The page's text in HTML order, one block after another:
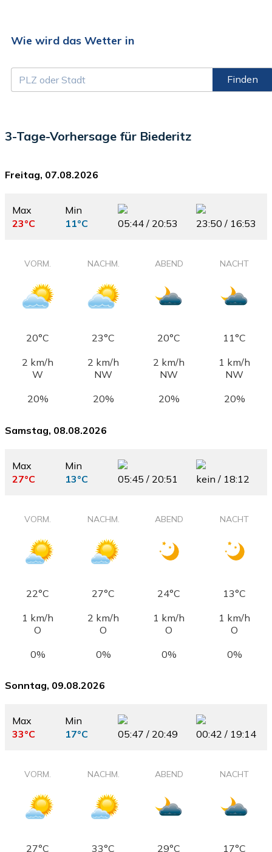
Wie wird das Wetter in
Finden
3-Tage-Vorhersage für Biederitz
Freitag, 07.08.2026
Max
23°C
Min
11°C
05:44 / 20:53 23:50 / 16:53
VORM. NACHM. ABEND NACHT
20°C 23°C 20°C
11°C
2 km/h
W
2 km/h
NW
2 km/h
NW
1 km/h
NW
20%
20% 20% 20%
Samstag, 08.08.2026
Max
27°C
Min
13°C
05:45 / 20:51 kein / 18:12
VORM. NACHM. ABEND NACHT
22°C 27°C 24°C
13°C
1 km/h
O
2 km/h
O
1 km/h
O
1 km/h
O
0%
0% 0% 0%
Sonntag, 09.08.2026
Max
33°C
Min
17°C
05:47 / 20:49 00:42 / 19:14
VORM. NACHM. ABEND NACHT
27°C 33°C 29°C 17°C